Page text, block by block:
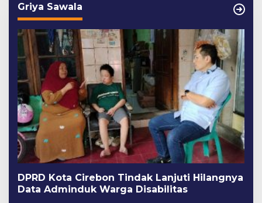
Griya Sawala
DPRD Kota Cirebon Tindak Lanjuti Hilangnya
Data Adminduk Warga Disabilitas